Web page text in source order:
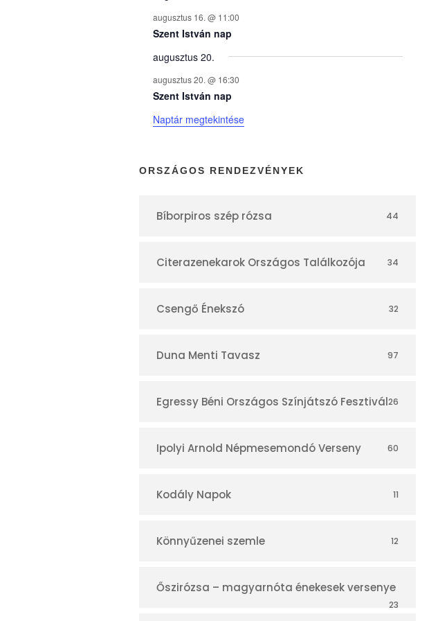
y
e
k
n
a
á
r
augusztus 16. @ 11:00
Szent István nap
augusztus 20.
augusztus 20. @ 16:30
Szent István nap
Naptár megtekintése
ORSZÁGOS RENDEZVÉNYEK
Bíborpiros szép rózsa 44
Citerazenekarok Országos Találkozója 34
Csengő Énekszó 32
Duna Menti Tavasz 97
Egressy Béni Országos Színjátszó Fesztivál26
Ipolyi Arnold Népmesemondó Verseny 60
Kodály Napok 11
Könnyűzenei szemle 12
Őszirózsa – magyarnóta énekesek versenye
23